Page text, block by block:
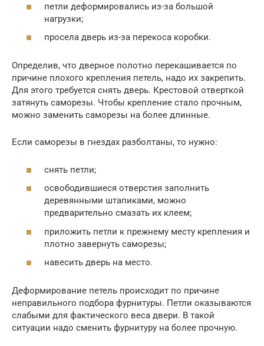
петли деформировались из-за большой
нагрузки;
просела дверь из-за перекоса коробки.
Определив, что дверное полотно перекашивается по
причине плохого крепления петель, надо их закрепить.
Для этого требуется снять дверь. Крестовой отверткой
затянуть саморезы. Чтобы крепление стало прочным,
можно заменить саморезы на более длинные.
Если саморезы в гнездах разболтаны, то нужно:
снять петли;
освободившиеся отверстия заполнить
деревянными штапиками, можно
предварительно смазать их клеем;
приложить петли к прежнему месту крепления и
плотно завернуть саморезы;
навесить дверь на место.
Деформирование петель происходит по причине
неправильного подбора фурнитуры. Петли оказываются
слабыми для фактического веса двери. В такой
ситуации надо сменить фурнитуру на более прочную.